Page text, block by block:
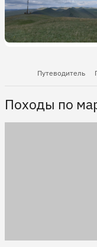
Путеводитель
Походы по